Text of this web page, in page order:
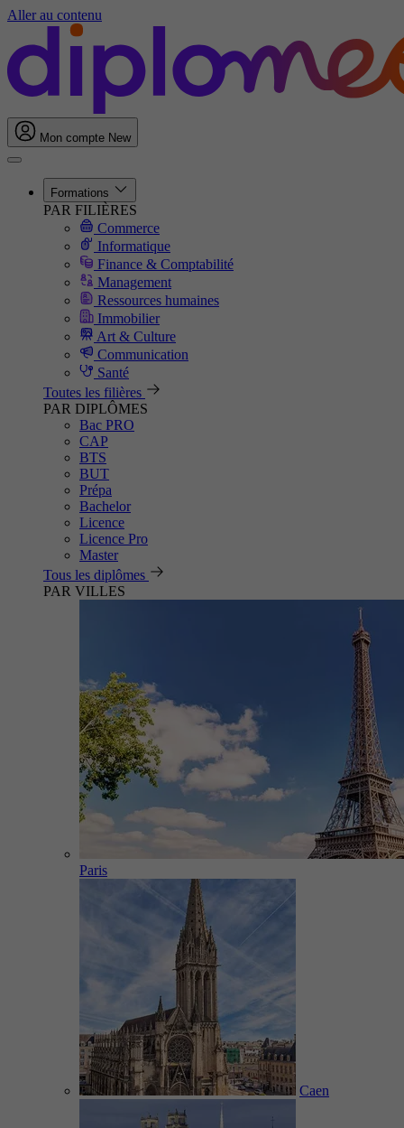
Aller au contenu
Mon compte New
Formations
PAR FILIÈRES
Commerce
Informatique
Finance & Comptabilité
Management
Ressources humaines
Immobilier
Art & Culture
Communication
Santé
Toutes les filières
PAR DIPLÔMES
Bac PRO
CAP
BTS
BUT
Prépa
Bachelor
Licence
Licence Pro
Master
Tous les diplômes
PAR VILLES
Paris
Caen